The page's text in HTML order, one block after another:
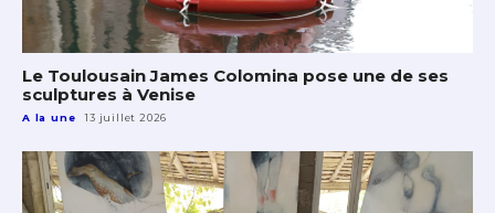
Le Toulousain James Colomina pose une de ses
sculptures à Venise
A la une 13 juillet 2026